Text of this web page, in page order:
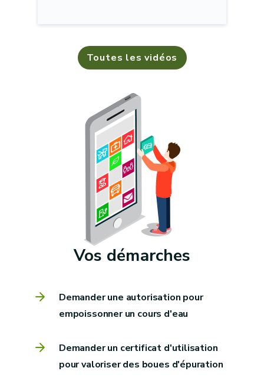
Toutes les vidéos
Vos démarches
Demander une autorisation pour
empoissonner un cours d'eau
Demander un certificat d'utilisation
pour valoriser des boues d'épuration